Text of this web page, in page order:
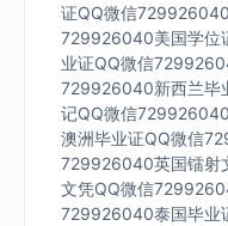
证QQ微信
729926040美国学位
业证QQ微信
729926040新西兰毕
记QQ微信
澳洲毕业证QQ微信
729926040英国镭射
文凭QQ微信
729926040泰国毕业